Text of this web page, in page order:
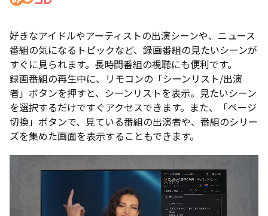
好きなアイドルやアーティストの出演シーンや、ニュース
番組の気になるトピックなど、録画番組の見たいシーンが
すぐに見られます。長時間番組の視聴にも便利です。
録画番組の再生中に、リモコンの「シーンリスト/出演
者」ボタンを押すと、シーンリストを表示。見たいシーン
を選択するだけですぐアクセスできます。また、「ページ
切換」ボタンで、見ている番組の出演者や、番組のシリー
ズを集めた画面を表示することもできます。